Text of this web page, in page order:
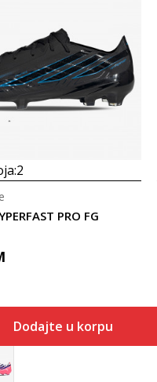
2
PRO FG
Dodajte u korpu